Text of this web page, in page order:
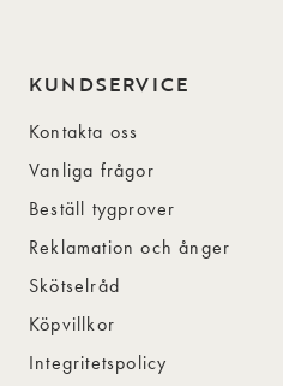
KUNDSERVICE
Kontakta oss
Vanliga frågor
Beställ tygprover
Reklamation och ånger
Skötselråd
Köpvillkor
Integritetspolicy